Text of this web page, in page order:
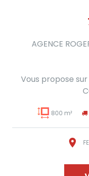
AGENCE
Vous propose sur
800 m²